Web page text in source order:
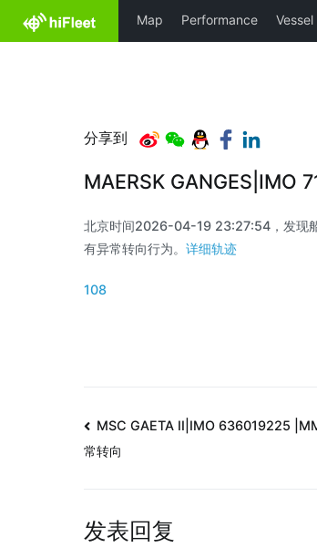
分享到
MAERSK GANGES|IMO
北京时间2026-04-19 23:27:54，发现
有异常转向行为。 详细轨迹
108
MSC GAETA II|IMO 636019225
常转向
发表回复